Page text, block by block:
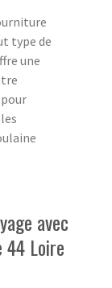
type de
une
avec
44 Loire